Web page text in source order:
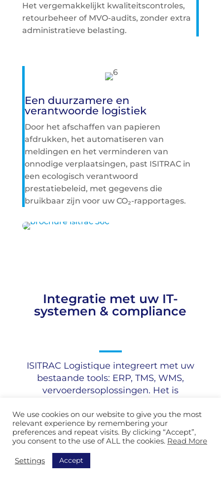
Het vergemakkelijkt kwaliteitscontroles,
retourbeheer of MVO-audits, zonder extra
administratieve belasting.
Een duurzamere en
verantwoorde logistiek
Door het afschaffen van papieren
afdrukken, het automatiseren van
meldingen en het verminderen van
onnodige verplaatsingen, past ISITRAC in
een ecologisch verantwoord
prestatiebeleid, met gegevens die
bruikbaar zijn voor uw CO₂-rapportages.
Integratie met uw IT-
systemen & compliance
ISITRAC Logistique integreert met uw
bestaande tools: ERP, TMS, WMS,
vervoerdersoplossingen. Het is
client-server of on-premise, met 100%
Franse hosting.
We use cookies on our website to give you the most
relevant experience by remembering your
preferences and repeat visits. By clicking “Accept”,
you consent to the use of ALL the cookies. Read More
Settings Accept